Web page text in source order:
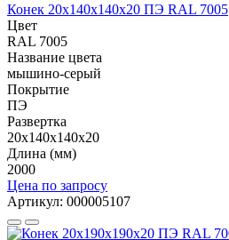
Конек 20х140х140х20 ПЭ RAL 7005
Цвет
RAL 7005
Название цвета
мышино-серый
Покрытие
ПЭ
Развертка
20х140х140х20
Длина (мм)
2000
Цена по запросу
Артикул: 000005107